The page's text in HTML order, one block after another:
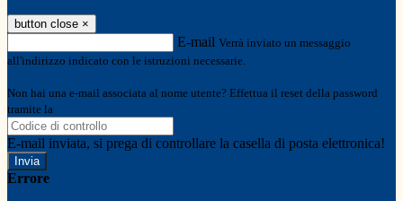
button close ×
E-mail Verrà inviato un messaggio
all'indirizzo indicato con le istruzioni necessarie.
Non hai una e-mail associata al nome utente? Effettua il reset della password
tramite la
E-mail inviata, si prega di controllare la casella di posta elettronica!
Errore